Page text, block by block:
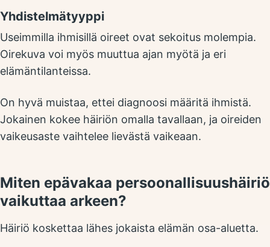
Yhdistelmätyyppi
Useimmilla ihmisillä oireet ovat sekoitus molempia.
Oirekuva voi myös muuttua ajan myötä ja eri
elämäntilanteissa.
On hyvä muistaa, ettei diagnoosi määritä ihmistä.
Jokainen kokee häiriön omalla tavallaan, ja oireiden
vaikeusaste vaihtelee lievästä vaikeaan.
Miten epävakaa persoonallisuushäiriö
vaikuttaa arkeen?
Häiriö koskettaa lähes jokaista elämän osa-aluetta.